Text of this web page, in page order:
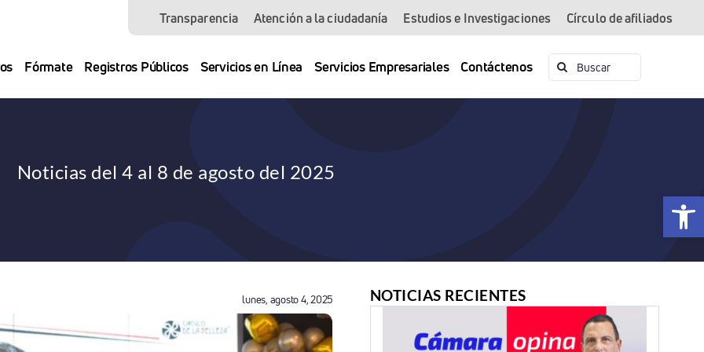
Abrir
Transparencia Atención a la ciudadanía Estudios e Investigaciones Círculo de afiliados
Fórmate Registros Públicos Servicios en Línea Servicios Empresariales Contáctenos Buscar:
Noticias del 4 al 8 de agosto del 2025
lunes, agosto 4, 2025 NOTICIAS RECIENTES